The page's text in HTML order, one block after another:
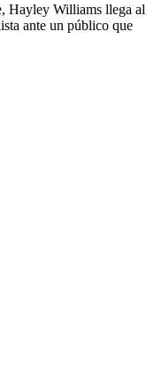
Hayley Williams llega al
ante un público que